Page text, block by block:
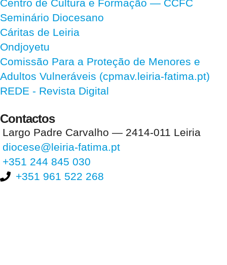
Centro de Cultura e Formação — CCFC
Seminário Diocesano
Cáritas de Leiria
Ondjoyetu
Comissão Para a Proteção de Menores e
Adultos Vulneráveis (cpmav.leiria-fatima.pt)
REDE - Revista Digital
Contactos
Largo Padre Carvalho — 2414-011 Leiria
diocese@leiria-fatima.pt
+351 244 845 030
+351 961 522 268